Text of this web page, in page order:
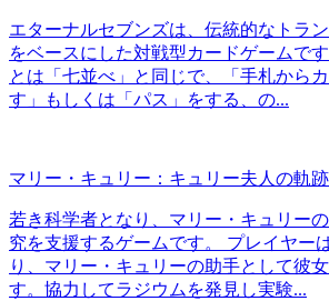
エターナルセブンズは、伝統的なトラ
をベースにした対戦型カードゲームで
とは「七並べ」と同じで、「手札から
す」もしくは「パス」をする、の...
マリー・キュリー：キュリー夫人の軌
若き科学者となり、マリー・キュリー
究を支援するゲームです。 プレイヤー
り、マリー・キュリーの助手として彼
す。協力してラジウムを発見し実験...